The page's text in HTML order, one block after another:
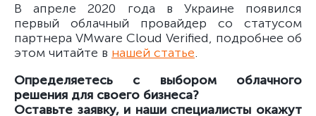
В апреле 2020 года в Украине появился
первый облачный провайдер со статусом
партнера VMware Cloud Verified, подробнее об
этом читайте в нашей статье.
Определяетесь с выбором облачного
решения для своего бизнеса?
Оставьте заявку, и наши специалисты окажут